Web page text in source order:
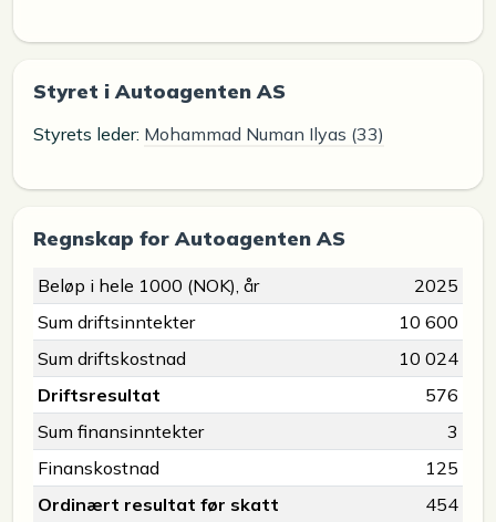
Styret i Autoagenten AS
Styrets leder: Mohammad Numan Ilyas (33)
Regnskap for Autoagenten AS
Beløp i hele 1000 (NOK), år
2025
Sum driftsinntekter
10 600
Sum driftskostnad
10 024
Driftsresultat
576
Sum finansinntekter
3
Finanskostnad
125
Ordinært resultat før skatt
454